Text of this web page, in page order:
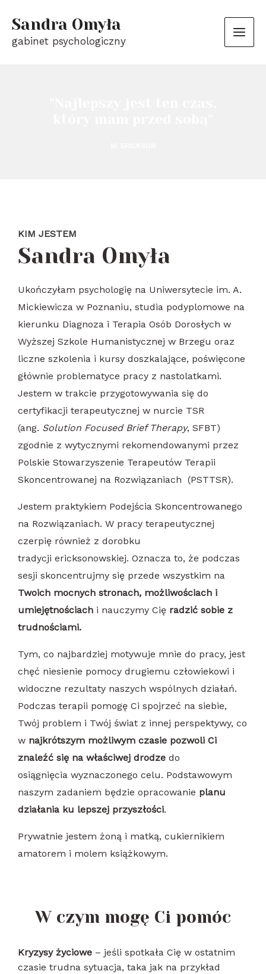
Sandra Omyła
gabinet psychologiczny
KIM JESTEM
Sandra Omyła
Ukończyłam psychologię na Uniwersytecie im. A.
Mickiewicza w Poznaniu, studia podyplomowe na
kierunku Diagnoza i Terapia Osób Dorosłych w
Wyższej Szkole Humanistycznej w Brzegu oraz
liczne szkolenia i kursy doszkalające, poświęcone
głównie problematyce pracy z nastolatkami.
Jestem w trakcie przygotowywania się do
certyfikacji terapeutycznej w nurcie TSR
(ang. Solution Focused Brief Therapy, SFBT)
zgodnie z wytycznymi rekomendowanymi przez
Polskie Stowarzyszenie Terapeutów Terapii
Skoncentrowanej na Rozwiązaniach (PSTTSR).
Jestem praktykiem Podejścia Skoncentrowanego
na Rozwiązaniach. W pracy terapeutycznej
czerpię również z dorobku
tradycji ericksonowskiej. Oznacza to, że podczas
sesji skoncentrujmy się przede wszystkim na
Twoich mocnych stronach, możliwościach i
umiejętnościach i nauczymy Cię radzić sobie z
trudnościami.
Tym, co najbardziej motywuje mnie do pracy, jest
chęć niesienie pomocy drugiemu człowiekowi i
widoczne rezultaty naszych wspólnych działań.
Podczas terapii pomogę Ci spojrzeć na siebie,
Twój problem i Twój świat z innej perspektywy, co
w najkrótszym możliwym czasie pozwoli Ci
znaleźć się na właściwej drodze do
osiągnięcia wyznaczonego celu. Podstawowym
naszym zadaniem będzie opracowanie planu
działania ku lepszej przyszłości.
Prywatnie jestem żoną i matką, cukiernikiem
amatorem i molem książkowym.
W czym mogę Ci pomóc
Kryzysy życiowe – jeśli spotkała Cię w ostatnim
czasie trudna sytuacja, taka jak na przykład